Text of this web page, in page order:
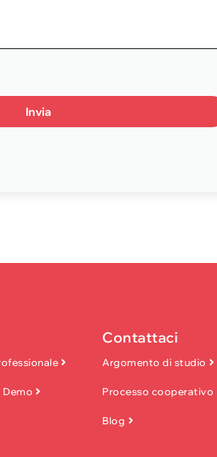
Invia
Demo
Contattaci
Argomento di studio
Processo cooperativo
Blog